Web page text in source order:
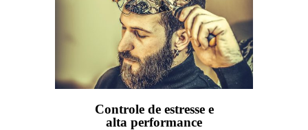
Controle de estresse e
alta performance